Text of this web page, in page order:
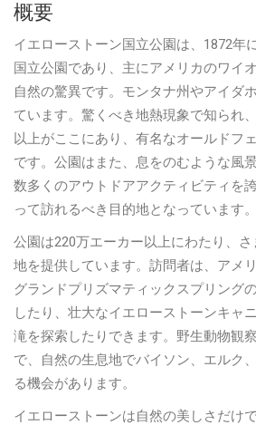
概要
イエローストーン国立公園は、1872年
国立公園であり、主にアメリカのワイ
自然の驚異です。モンタナ州やアイダ
ています。驚くべき地熱現象で知られ
以上がここにあり、有名なオールドフ
です。公園はまた、息をのむような風
数多くのアウトドアアクティビティを
って訪れるべき目的地となっています。
公園は220万エーカー以上にわたり、
地を提供しています。訪問者は、アメ
グランドプリズマティックスプリング
したり、壮大なイエローストーンキャ
滝を探索したりできます。野生動物観
で、自然の生息地でバイソン、エルク
る機会があります。
イエローストーンは自然の美しさだけ